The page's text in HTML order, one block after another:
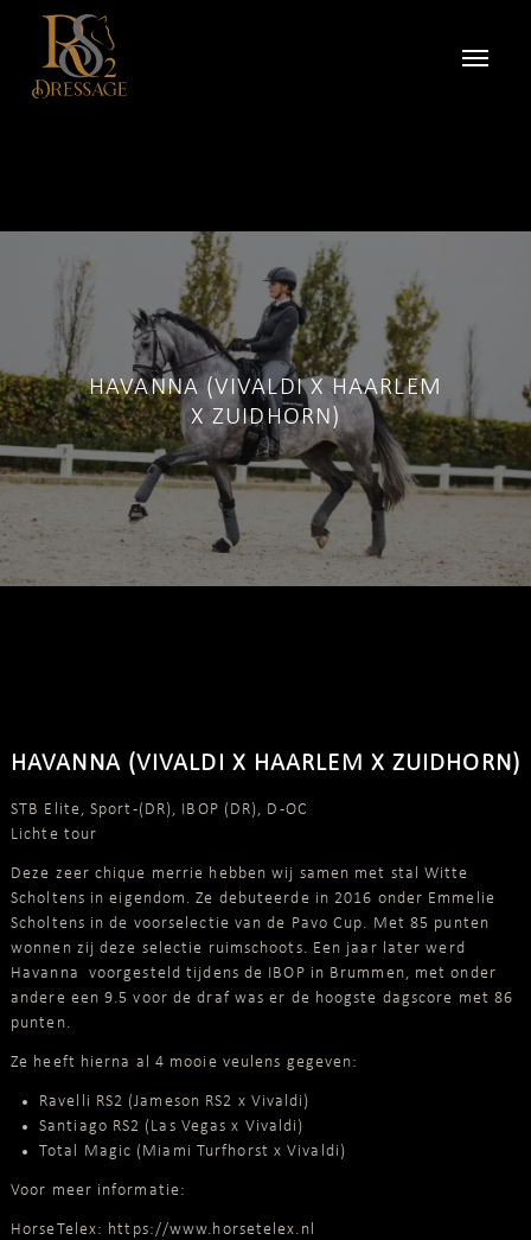
HAVANNA (VIVALDI X HAARLEM
X ZUIDHORN)
HAVANNA (VIVALDI X HAARLEM X ZUIDHORN)
STB Elite, Sport-(DR), IBOP (DR), D-OC
Lichte tour
Deze zeer chique merrie hebben wij samen met stal Witte
Scholtens in eigendom. Ze debuteerde in 2016 onder Emmelie
Scholtens in de voorselectie van de Pavo Cup. Met 85 punten
wonnen zij deze selectie ruimschoots. Een jaar later werd
Havanna voorgesteld tijdens de IBOP in Brummen, met onder
andere een 9.5 voor de draf was er de hoogste dagscore met 86
punten.
Ze heeft hierna al 4 mooie veulens gegeven:
Ravelli RS2 (Jameson RS2 x Vivaldi)
Santiago RS2 (Las Vegas x Vivaldi)
Total Magic (Miami Turfhorst x Vivaldi)
Voor meer informatie:
HorseTelex: https://www.horsetelex.nl